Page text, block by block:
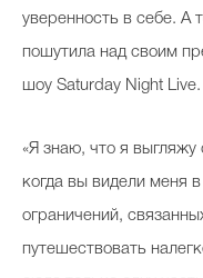
уверенность в себе. А
пошутила над своим
шоу Saturday Night Live.
«Я знаю, что я выгляжу
когда вы видели меня
ограничений,
путешествовать